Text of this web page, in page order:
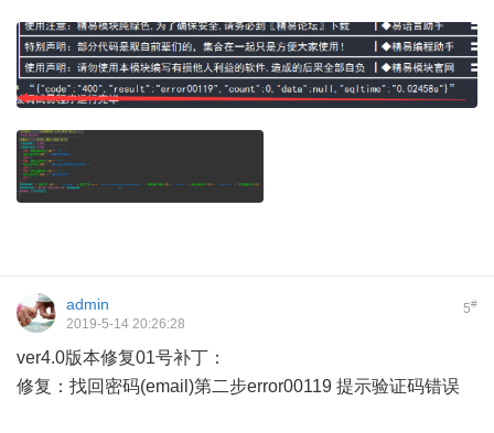
5#
admin
2019-5-14 20:26:28
ver4.0版本修复01号补丁：
修复：找回密码(email)第二步error00119 提示验证码错误